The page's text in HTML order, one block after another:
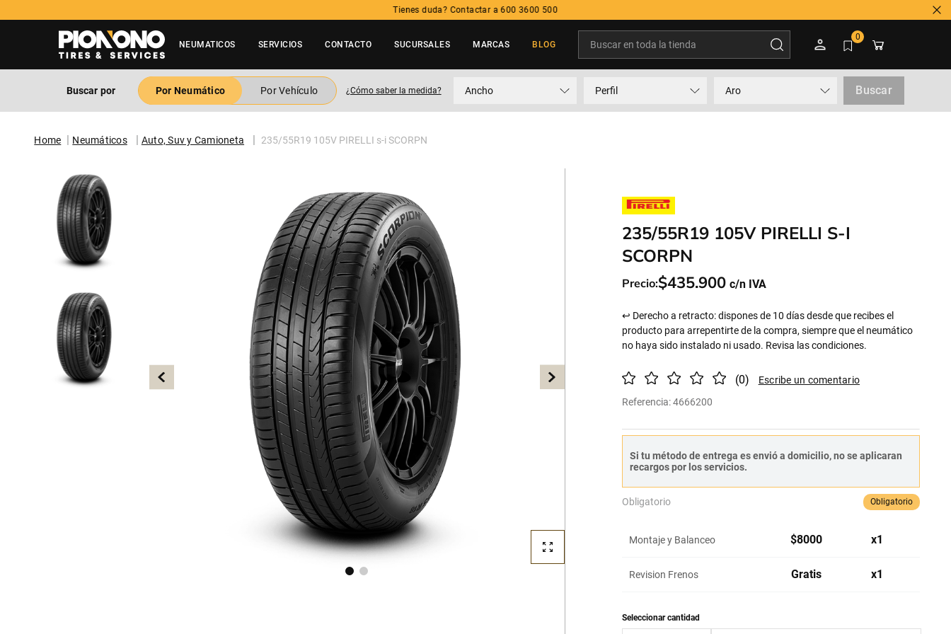
Tienes duda? Contactar a 600 3600 500
NEUMATICOS SERVICIOS CONTACTO SUCURSALES MARCAS BLOG
0
Buscar por Por Neumático Por Vehículo ¿Cómo saber la medida? Ancho Perfil Aro Buscar
Neumáticos Auto, Suv y Camioneta 235/55R19 105V PIRELLI s-i SCORPN
235/55R19 105V PIRELLI S-I
SCORPN
Precio:$435.900
↩ Derecho a retracto: dispones de 10 días desde que recibes el
producto para arrepentirte de la compra, siempre que el neumático
no haya sido instalado ni usado. Revisa las condiciones.
(0)
Referencia:4666200
Si tu método de entrega es envió a domicilio, no se aplicaran
recargos por los servicios.
Obligatorio Obligatorio
Montaje y Balanceo $8000 x1
Revision Frenos Gratis x1
TÉRMINOS MÁS BUSCADOS
. neumatico
3. 195
5. 245